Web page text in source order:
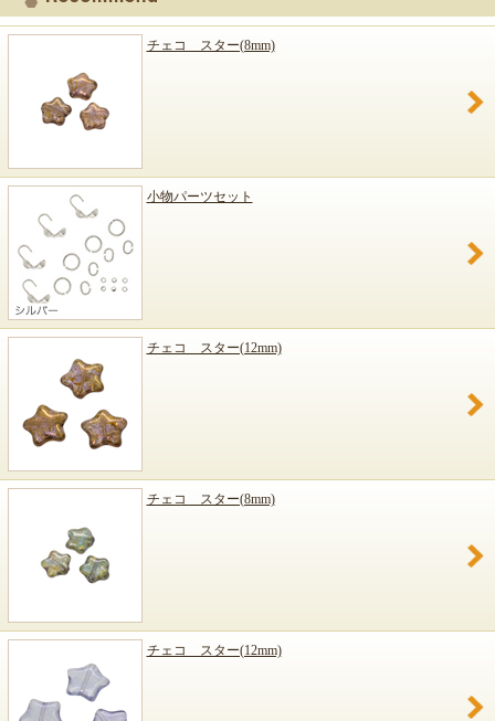
チェコ スター(8mm)
小物パーツセット
チェコ スター(12mm)
チェコ スター(8mm)
チェコ スター(12mm)